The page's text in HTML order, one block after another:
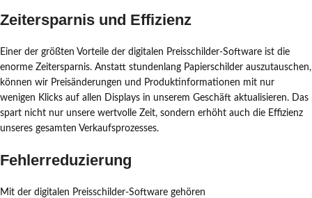
Zeitersparnis und Effizienz
Einer der größten Vorteile der digitalen Preisschilder-Software ist die
enorme Zeitersparnis. Anstatt stundenlang Papierschilder auszutauschen,
können wir Preisänderungen und Produktinformationen mit nur
wenigen Klicks auf allen Displays in unserem Geschäft aktualisieren. Das
spart nicht nur unsere wertvolle Zeit, sondern erhöht auch die Effizienz
unseres gesamten Verkaufsprozesses.
Fehlerreduzierung
Mit der digitalen Preisschilder-Software gehören